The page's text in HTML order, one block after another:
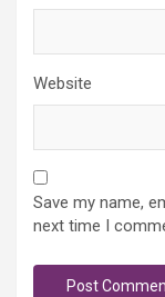
Website
Save my name,
next time I